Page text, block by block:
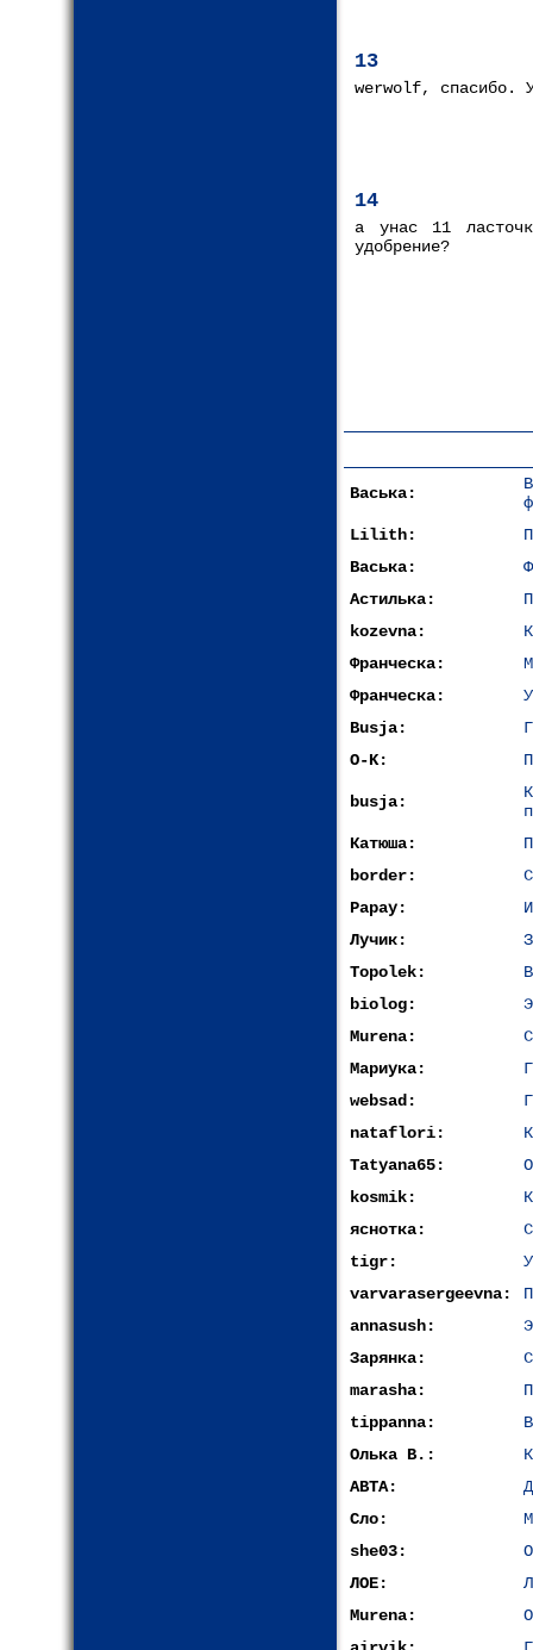
13
werwolf, спасибо.
14
а унас 11
удобрение?
Васька:
Lilith:
Васька:
Астилька:
kozevna:
Франческа:
Франческа:
Busja:
O-K:
busja:
Катюша:
border:
Papay:
Лучик:
Topolek:
biolog:
Murena:
Мариука:
websad:
nataflori:
Tatyana65:
kosmik:
яснотка:
tigr:
varvarasergeevna:
annasush:
Зарянка:
marasha:
tippanna:
Олька В.:
АВТА:
Сло:
she03:
ЛОЕ:
Murena: